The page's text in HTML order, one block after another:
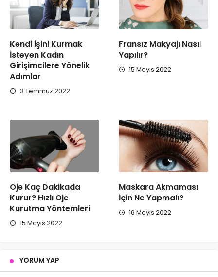
Kendi İşini Kurmak
İsteyen Kadın
Girişimcilere Yönelik
Adımlar
3 Temmuz 2022
Fransız Makyajı Nasıl
Yapılır?
15 Mayıs 2022
Oje Kaç Dakikada
Kurur? Hızlı Oje
Kurutma Yöntemleri
15 Mayıs 2022
Maskara Akmaması
İçin Ne Yapmalı?
16 Mayıs 2022
YORUM YAP